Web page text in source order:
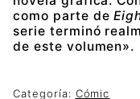
como parte de
serie terminó
de este volumen».
Categoría: Cómic